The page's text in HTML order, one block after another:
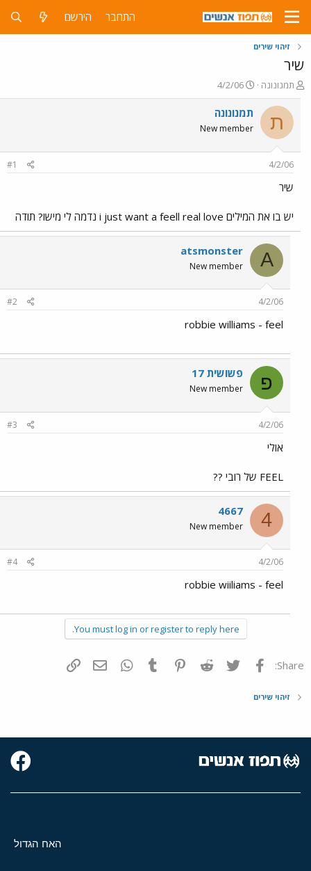
התחבר הירשם
זיהוי שירים
שיר
פ
ו
ת
ח
ה
ו
ש
א
תמנונונה
פ
ו
ר
ס
ם
4/2/06
ת תמנונונה
New member
4/2/06
#1
שיר
יש בו את המילים i just want a feell real love נדמה לי מישו? תודה
A
atsmonster
New member
4/2/06
#2
robbie williams - feel
פ פשושית 17
New member
4/2/06
#3
אולי
FEEL של רובי ??
4
4667
New member
4/2/06
#4
robbie wiiliams - feel
You must log in or register to reply here.
Share: פייסבוק Twitter
Reddit
Pinterest
Tumblr
WhatsAppדואר אלקטרוני
זיהוי שירים
האח הגדול